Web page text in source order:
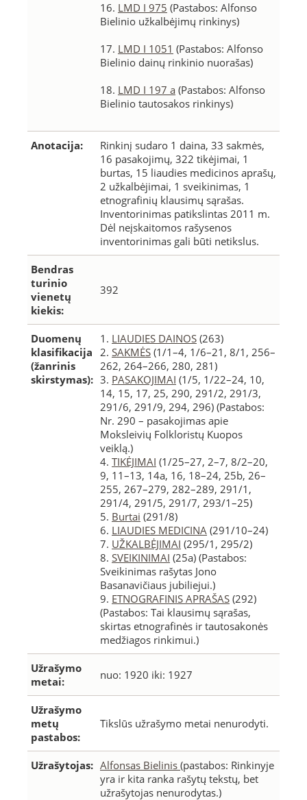
16. LMD I 975 (Pastabos: Alfonso
Bielinio užkalbėjimų rinkinys)
17. LMD I 1051 (Pastabos: Alfonso
Bielinio dainų rinkinio nuorašas)
18. LMD I 197 a (Pastabos: Alfonso
Bielinio tautosakos rinkinys)
Anotacija:
Rinkinį sudaro 1 daina, 33 sakmės,
16 pasakojimų, 322 tikėjimai, 1
burtas, 15 liaudies medicinos aprašų,
2 užkalbėjimai, 1 sveikinimas, 1
etnografinių klausimų sąrašas.
Inventorinimas patikslintas 2011 m.
Dėl neįskaitomos rašysenos
inventorinimas gali būti netikslus.
Bendras
turinio
vienetų
kiekis:
392
Duomenų
klasifikacija
(žanrinis
skirstymas):
1. LIAUDIES DAINOS (263)
2. SAKMĖS (1/1–4, 1/6–21, 8/1, 256–
262, 264–266, 280, 281)
3. PASAKOJIMAI (1/5, 1/22–24, 10,
14, 15, 17, 25, 290, 291/2, 291/3,
291/6, 291/9, 294, 296) (Pastabos:
Nr. 290 – pasakojimas apie
Moksleivių Folkloristų Kuopos
veiklą.)
4. TIKĖJIMAI (1/25–27, 2–7, 8/2–20,
9, 11–13, 14a, 16, 18–24, 25b, 26–
255, 267–279, 282–289, 291/1,
291/4, 291/5, 291/7, 293/1–25)
5. Burtai (291/8)
6. LIAUDIES MEDICINA (291/10–24)
7. UŽKALBĖJIMAI (295/1, 295/2)
8. SVEIKINIMAI (25a) (Pastabos:
Sveikinimas rašytas Jono
Basanavičiaus jubiliejui.)
9. ETNOGRAFINIS APRAŠAS (292)
(Pastabos: Tai klausimų sąrašas,
skirtas etnografinės ir tautosakonės
medžiagos rinkimui.)
Užrašymo
metai:
nuo: 1920 iki: 1927
Užrašymo
metų
pastabos:
Tikslūs užrašymo metai nenurodyti.
Užrašytojas: Alfonsas Bielinis (pastabos: Rinkinyje
yra ir kita ranka rašytų tekstų, bet
užrašytojas nenurodytas.)